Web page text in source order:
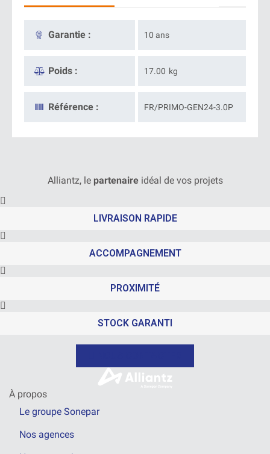
Garantie : 10 ans
Poids : 17.00 kg
Référence : FR/PRIMO-GEN24-3.0P
Alliantz, le partenaireidéal de vos projets
LIVRAISON RAPIDE
ACCOMPAGNEMENT
PROXIMITÉ
STOCK GARANTI
À propos
Le groupe Sonepar
Nos agences